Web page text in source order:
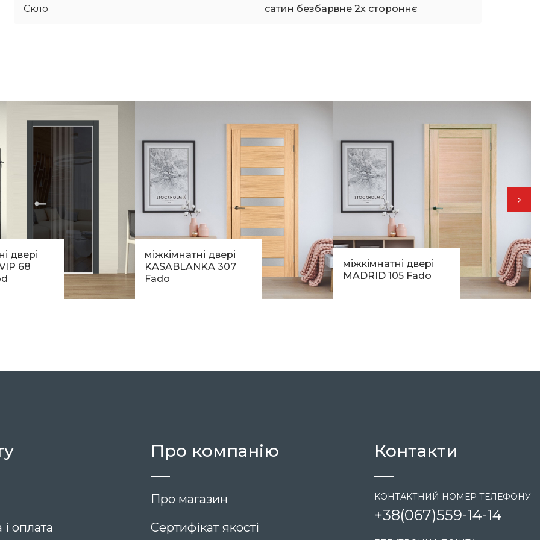
Скло сатин безбарвне 2х стороннє
двері
68
міжкімнатні двері
KASABLANKA 307
Fado
міжкімнатні двері
MADRID 105 Fado
оплата
Про компанію
Про магазин
Сертифікат якості
Контакти
КОНТАКТНИЙ НОМЕР ТЕЛЕФОНУ
+38(067)559-14-14